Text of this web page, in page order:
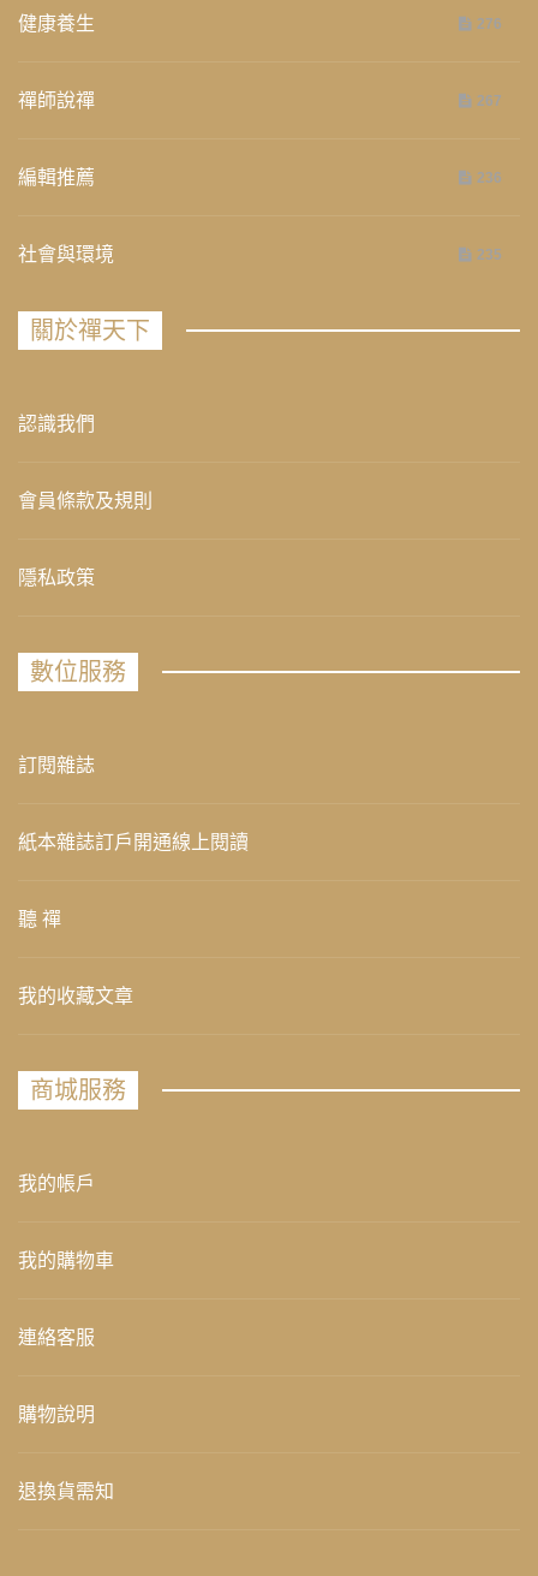
健康養生 276
禪師說禪 267
編輯推薦 236
社會與環境 235
關於禪天下
認識我們
會員條款及規則
隱私政策
數位服務
訂閱雜誌
紙本雜誌訂戶開通線上閱讀
聽 禪
我的收藏文章
商城服務
我的帳戶
我的購物車
連絡客服
購物說明
退換貨需知